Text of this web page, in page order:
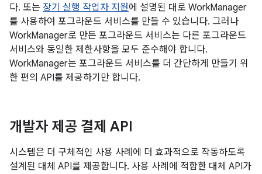
다. 또는 장기 실행 작업자 지원에 설명된 대로 WorkManager
를 사용하여 포그라운드 서비스를 만들 수 있습니다. 그러나
WorkManager로 만든 포그라운드 서비스는 다른 포그라운드
서비스와 동일한 제한사항을 모두 준수해야 합니다.
WorkManager는 포그라운드 서비스를 더 간단하게 만들기 위
한 편의 API를 제공하기만 합니다.
개발자 제공 결제 API
시스템은 더 구체적인 사용 사례에 더 효과적으로 작동하도록
설계된 대체 API를 제공합니다. 사용 사례에 적합한 대체 API가